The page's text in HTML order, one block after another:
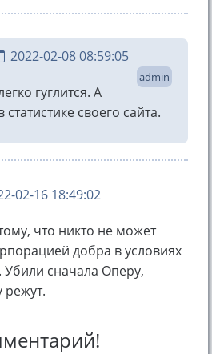
2022-02-08 08:59:05
admin
гуглится. А
своего сайта.
02-16 18:49:02
что никто не может
добра в условиях
Убили сначала Оперу,
режут.